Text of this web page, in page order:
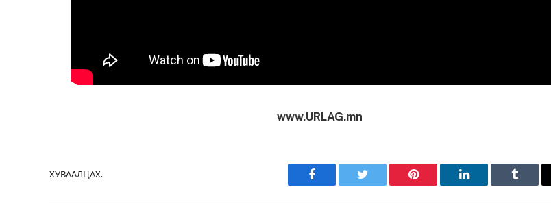
www.URLAG.mn
ХУВААЛЦАХ.
Facebook Twitter Pinterest LinkedIn Tumblr